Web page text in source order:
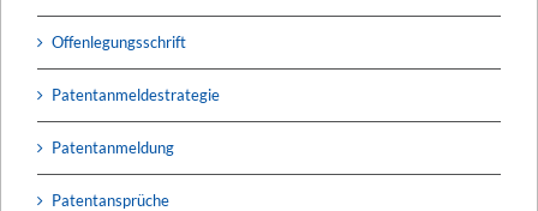
Offenlegungsschrift
Patentanmeldestrategie
Patentanmeldung
Patentansprüche